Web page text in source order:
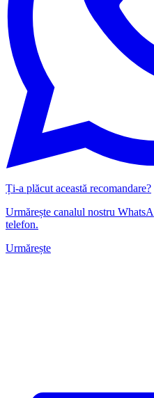
Ți-a plăcut această recomandare?
Urmărește canalul nostru
telefon.
Urmărește